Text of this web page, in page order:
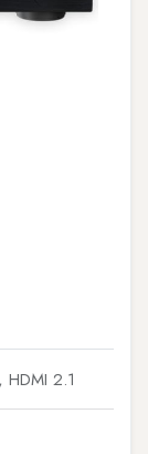
HDMI 2.1